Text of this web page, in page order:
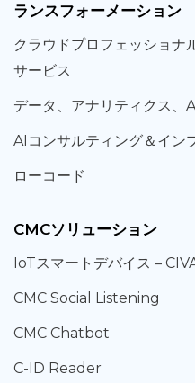
ランスフォーメーション
クラウドプロフェッショナ
サービス
データ、 アナリティクス、
AIコンサルティング＆ イン
ローコード
CMCソリューション
IoTスマートデバイス –
CMC Social Listening
CMC Chatbot
C-ID Reader